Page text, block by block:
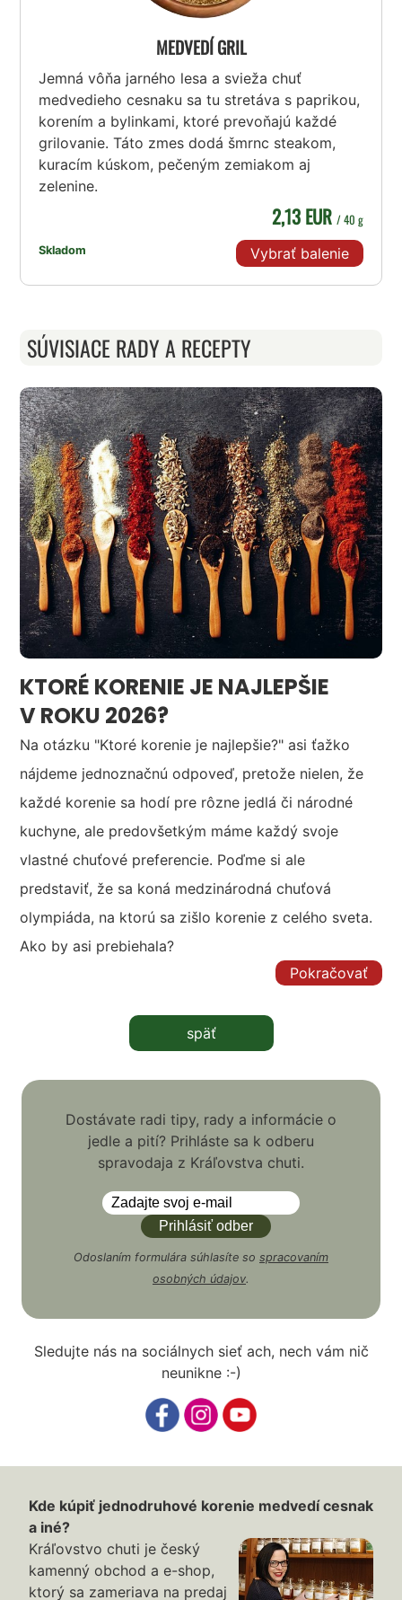
MEDVEDÍ GRIL
Jemná vôňa jarného lesa a svieža chuť
medvedieho cesnaku sa tu stretáva s paprikou,
korením a bylinkami, ktoré prevoňajú každé
grilovanie. Táto zmes dodá šmrnc steakom,
kuracím kúskom, pečeným zemiakom aj
zelenine.
Skladom
2,13 EUR / 40 g
Vybrať balenie
SÚVISIACE RADY A RECEPTY
KTORÉ KORENIE JE NAJLEPŠIE
V ROKU 2026?
Na otázku "Ktoré korenie je najlepšie?" asi ťažko
nájdeme jednoznačnú odpoveď, pretože nielen, že
každé korenie sa hodí pre rôzne jedlá či národné
kuchyne, ale predovšetkým máme každý svoje
vlastné chuťové preferencie. Poďme si ale
predstaviť, že sa koná medzinárodná chuťová
olympiáda, na ktorú sa zišlo korenie z celého sveta.
Ako by asi prebiehala?
Pokračovať
späť
Dostávate radi tipy, rady a informácie o
jedle a pití? Prihláste sa k odberu
spravodaja z Kráľovstva chuti.
Odoslaním formulára súhlasíte so spracovaním
osobných údajov.
Sledujte nás na sociálnych sieť ach, nech vám nič
neunikne :-)
Kde kúpiť jednodruhové korenie medvedí cesnak
a iné?
Kráľovstvo chuti je český
kamenný obchod a e-shop,
ktorý sa zameriava na predaj